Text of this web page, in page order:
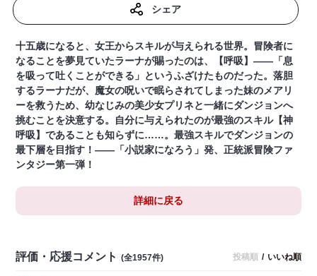
シェア
十五歳になると、女王からスキルが与えられる世界。冒険者に
なることを夢見ていたラーナが賜ったのは、【呼吸】――「息
を吸って吐くことができる」というふざけたものだった。落胆
するラーナだが、魔女の呪いで眠らされてしまった妹のメアリ
ーを救うため、幼なじみの美少女プリネと一緒にダンジョンへ
挑むことを決意する。自分に与えられたのが最強のスキル【神
呼吸】であることも知らずに……。最強スキルでダンジョンの
最下層を目指す！――「小説家になろう」発、正統派冒険ファ
ンタジー第一弾！
詳細に戻る
評価・応援コメント (全1957件) 投稿順 / いいね順